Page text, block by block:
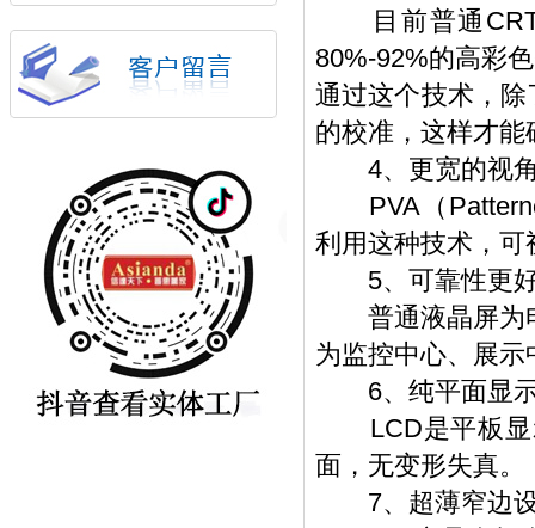
目前普通CRT
80%-92%的高彩
通过这个技术，
的校准，这样才
4、更宽的视
PVA（
利用这种技术，可
5、可靠性更
普通液晶屏为电
为监控中心、展
6、纯平面显
LCD是平板显
面，无变形失真。
7、超薄窄边